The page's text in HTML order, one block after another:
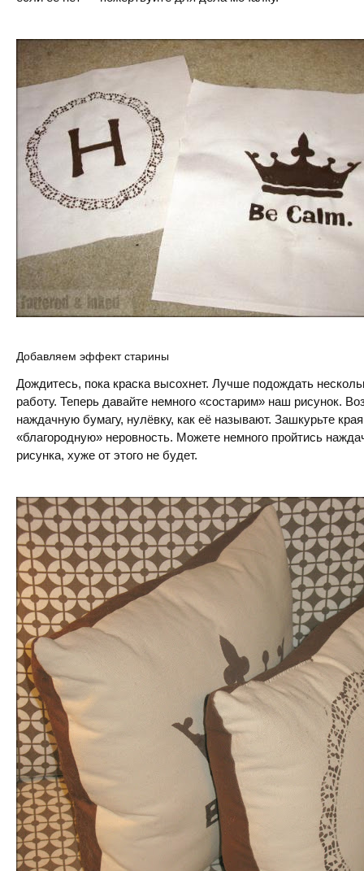
Добавляем эффект старины
Дождитесь, пока краска высохнет. Лучше подождать
работу. Теперь давайте немного «состарим» наш рисунок.
наждачную бумагу, нулёвку, как её называют. Зашкурьте
«благородную» неровность. Можете немного пройтись
рисунка, хуже от этого не будет.